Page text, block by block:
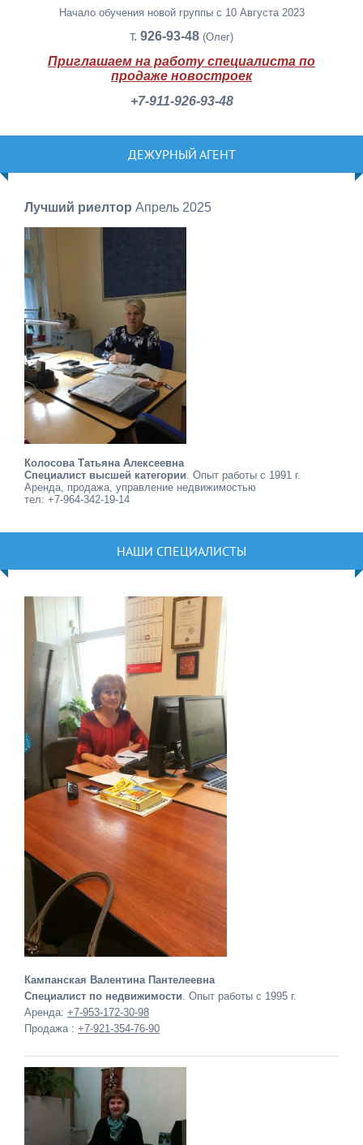
Начало обучения новой группы с 10 Августа 2023
т. 926-93-48 (Олег)
Приглашаем на работу специалиста по
продаже новостроек
+7-911-926-93-48
ДЕЖУРНЫЙ АГЕНТ
Лучший риелтор Апрель 2025
Колосова Татьяна Алексеевна
Специалист высшей категории . Опыт работы с 1991 г.
Аренда, продажа, управление недвижимостью
тел: +7-964-342-19-14
НАШИ СПЕЦИАЛИСТЫ
Кампанская Валентина Пантелеевна
Специалист по недвижимости . Опыт работы с 1995 г.
Аренда: +7-953-172-30-98
Продажа : +7-921-354-76-90